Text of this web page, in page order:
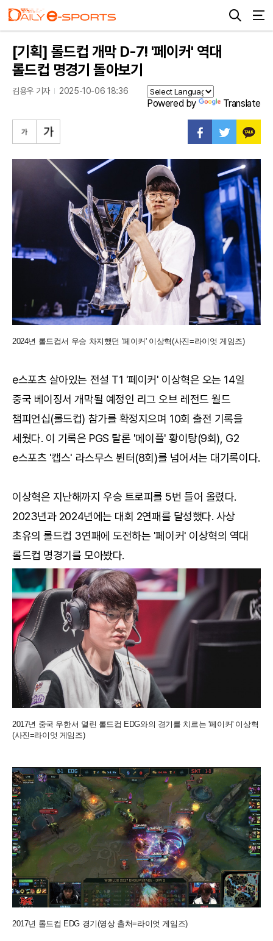
[기획] 롤드컵 개막 D-7! '페이커' 역대
롤드컵 명경기 돌아보기
김용우 기자 2025-10-06 18:36
Powered by Translate
2024년 롤드컵서 우승 차지했던 '페이커' 이상혁(사진=라이엇 게임즈)
e스포츠 살아있는 전설 T1 '페이커' 이상혁은 오는 14일
중국 베이징서 개막될 예정인 리그 오브 레전드 월드
챔피언십(롤드컵) 참가를 확정지으며 10회 출전 기록을
세웠다. 이 기록은 PGS 탈론 '메이플' 황이탕(9회), G2
e스포츠 '캡스' 라스무스 뷘터(8회)를 넘어서는 대기록이다.
이상혁은 지난해까지 우승 트로피를 5번 들어 올렸다.
2023년과 2024년에는 대회 2연패를 달성했다. 사상
초유의 롤드컵 3연패에 도전하는 '페이커' 이상혁의 역대
롤드컵 명경기를 모아봤다.
2017년 중국 우한서 열린 롤드컵 EDG와의 경기를 치르는 '페이커' 이상혁
(사진=라이엇 게임즈)
2017년 롤드컵 EDG 경기(영상 출처=라이엇 게임즈)